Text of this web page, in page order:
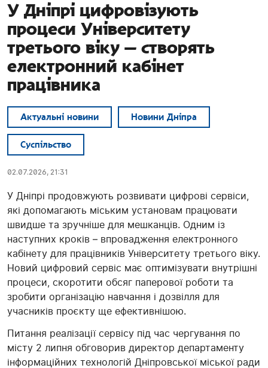
У Дніпрі цифровізують
процеси Університету
третього віку — створять
електронний кабінет
працівника
Актуальні новини Новини Дніпра
Суспільство
02.07.2026, 21:31
У Дніпрі продовжують розвивати цифрові сервіси,
які допомагають міським установам працювати
швидше та зручніше для мешканців. Одним із
наступних кроків – впровадження електронного
кабінету для працівників Університету третього віку.
Новий цифровий сервіс має оптимізувати внутрішні
процеси, скоротити обсяг паперової роботи та
зробити організацію навчання і дозвілля для
учасників проєкту ще ефективнішою.
Питання реалізації сервісу під час чергування по
місту 2 липня обговорив директор департаменту
інформаційних технологій Дніпровської міської ради